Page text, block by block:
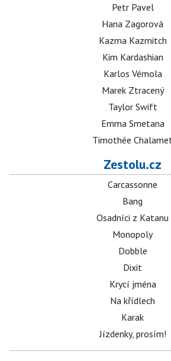
Petr Pavel
Hana Zagorová
Kazma Kazmitch
Kim Kardashian
Karlos Vémola
Marek Ztracený
Taylor Swift
Emma Smetana
Timothée
Zestolu.cz
Carcassonne
Bang
Osadníci z Katanu
Monopoly
Dobble
Dixit
Krycí jména
Na křídlech
Karak
Jízdenky, prosím!